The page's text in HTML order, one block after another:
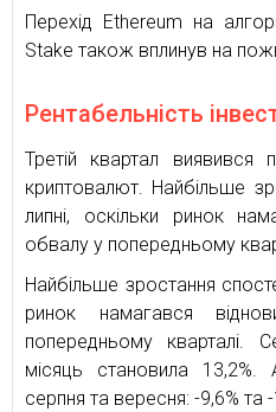
Перехід Ethereum на
Stake також вплинув на
Рентабельність
Третій квартал виявився
криптовалют. Найбільше
липні, оскільки ринок
обвалу у попередньому
Найбільше зростання
ринок намагався
попередньому кварталі.
місяць становила 13,2%.
серпня та вересня: -9,6% та -